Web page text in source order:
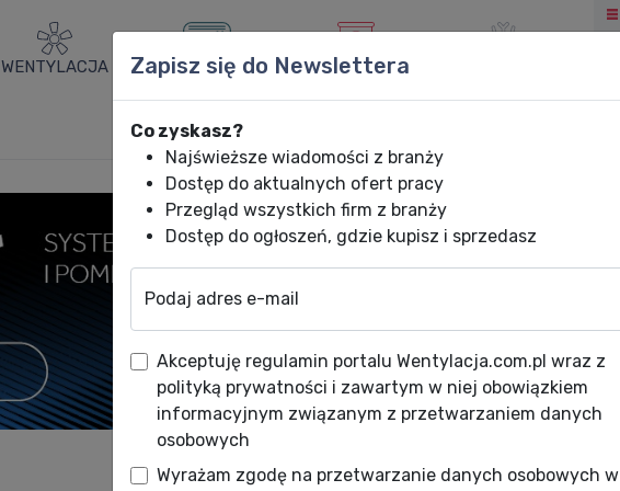
WENTYLACJA KLIMATYZACJA OGRZEWANIE
Zapisz się do Newslettera
Co zyskasz?
Najświeższe wiadomości z branży
Dostęp do aktualnych ofert pracy
Przegląd wszystkich firm z branży
Dostęp do ogłoszeń, gdzie kupisz i sprzedasz
Podaj adres e-mail
Akceptuję regulamin portalu Wentylacja.com.pl wraz z
polityką prywatności i zawartym w niej obowiązkiem
informacyjnym związanym z przetwarzaniem danych
osobowych
Wyrażam zgodę na przetwarzanie danych osobowych w